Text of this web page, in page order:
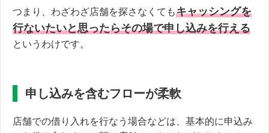
つまり、わざわざ店舗を探さなくてもキャッシングを
行ないたいと思ったらその場で申し込みを行える
というわけです。
申し込みを含むフローが柔軟
店舗での借り入れを行なう場合などは、基本的に申込み